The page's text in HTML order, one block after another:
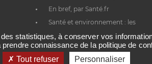
En bref, par Santé.fr
Santé et environnement : les
statistiques, à conserver vos
connaissance de la politique de
Tout refuser Personnaliser